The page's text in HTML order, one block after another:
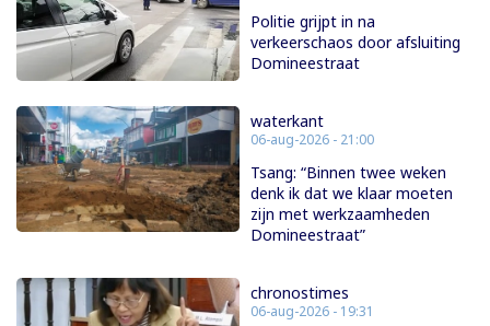
Politie grijpt in na
verkeerschaos door afsluiting
Domineestraat
waterkant
06-aug-2026 - 21:00
Tsang: “Binnen twee weken
denk ik dat we klaar moeten
zijn met werkzaamheden
Domineestraat”
chronostimes
06-aug-2026 - 19:31